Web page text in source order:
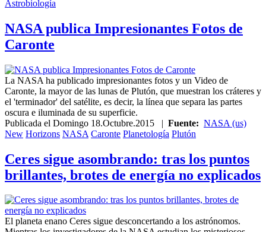
Astrobiología
NASA publica Impresionantes Fotos de
Caronte
La NASA ha publicado impresionantes fotos y un Video de
Caronte, la mayor de las lunas de Plutón, que muestran los cráteres y
el 'terminador' del satélite, es decir, la línea que separa las partes
oscura e iluminada de su superficie.
Publicada el Domingo 18.Octubre.2015 | Fuente: NASA (us)
New Horizons NASA Caronte Planetología Plutón
Ceres sigue asombrando: tras los puntos
brillantes, brotes de energía no explicados
El planeta enano Ceres sigue desconcertando a los astrónomos.